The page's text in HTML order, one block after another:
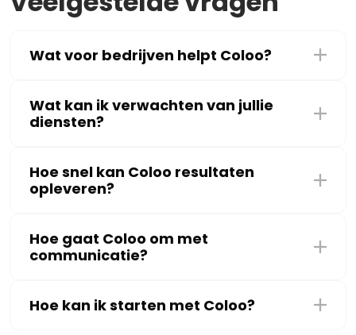
Wat voor bedrijven helpt Coloo?
Wat kan ik verwachten van jullie
diensten?
Hoe snel kan Coloo resultaten
opleveren?
Hoe gaat Coloo om met
communicatie?
Hoe kan ik starten met Coloo?